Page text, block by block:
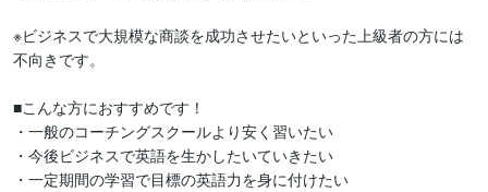
※ビジネスで大規模な商談を成功させたいといった上級者の方には
不向きです。
■こんな方におすすめです！
・一般のコーチングスクールより安く習いたい
・今後ビジネスで英語を生かしたいていきたい
・一定期間の学習で目標の英語力を身に付けたい